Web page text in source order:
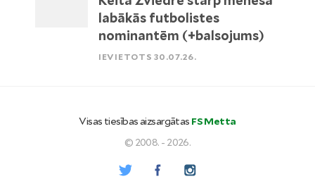
labākās futbolistes
nominantēm (+balsojums)
IEVIETOTS 30.07.26.
Visas tiesības aizsargātas FS Metta
© 2008. - 2026.